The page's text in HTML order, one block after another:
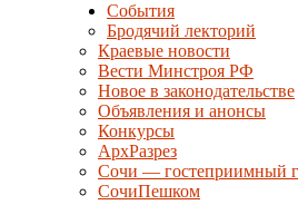
События
Бродячий лекторий
Краевые новости
Вести Минстроя РФ
Новое в законодательстве
Объявления и анонсы
Конкурсы
АрхРазрез
Сочи — гостеприимный
СочиПешком